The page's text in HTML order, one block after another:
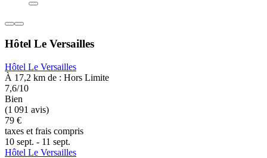
Hôtel Le Versailles
Hôtel Le Versailles
À 17,2 km de : Hors Limite
7,6/10
Bien
(1 091 avis)
79 €
taxes et frais compris
10 sept. - 11 sept.
Hôtel Le Versailles